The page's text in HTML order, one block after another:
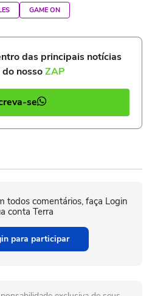
GAME ON
das principais notícias
nossoZAP
se
todos comentários, faça Login
conta Terra
para participar